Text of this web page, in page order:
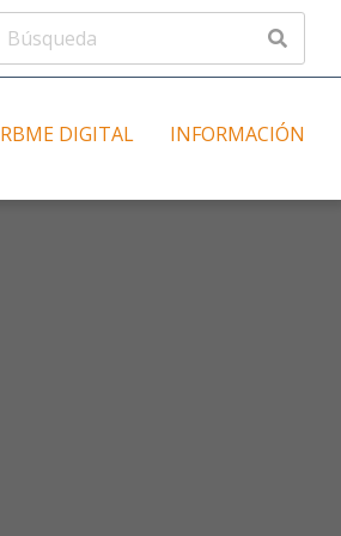
RBME DIGITAL INFORMACIÓN